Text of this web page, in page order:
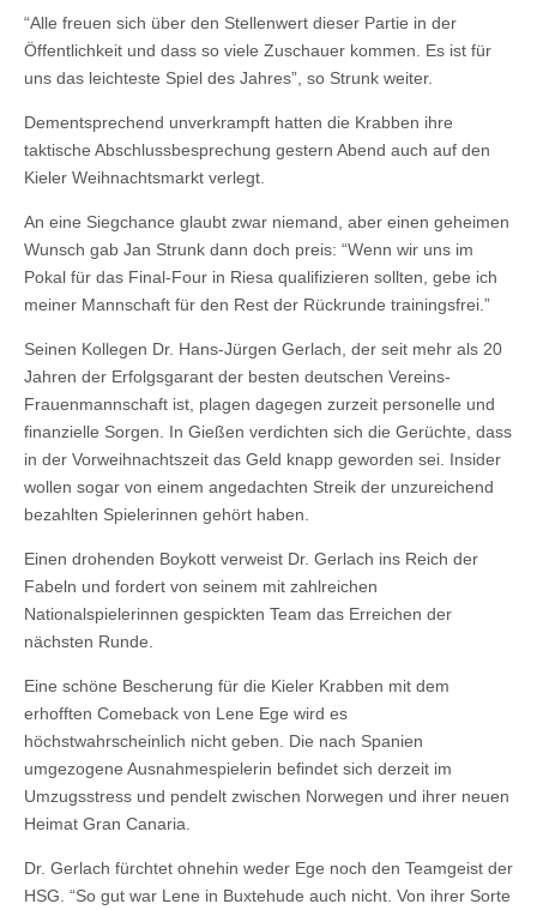
“Alle freuen sich über den Stellenwert dieser Partie in der
Öffentlichkeit und dass so viele Zuschauer kommen. Es ist für
uns das leichteste Spiel des Jahres”, so Strunk weiter.
Dementsprechend unverkrampft hatten die Krabben ihre
taktische Abschlussbesprechung gestern Abend auch auf den
Kieler Weihnachtsmarkt verlegt.
An eine Siegchance glaubt zwar niemand, aber einen geheimen
Wunsch gab Jan Strunk dann doch preis: “Wenn wir uns im
Pokal für das Final-Four in Riesa qualifizieren sollten, gebe ich
meiner Mannschaft für den Rest der Rückrunde trainingsfrei.”
Seinen Kollegen Dr. Hans-Jürgen Gerlach, der seit mehr als 20
Jahren der Erfolgsgarant der besten deutschen Vereins-
Frauenmannschaft ist, plagen dagegen zurzeit personelle und
finanzielle Sorgen. In Gießen verdichten sich die Gerüchte, dass
in der Vorweihnachtszeit das Geld knapp geworden sei. Insider
wollen sogar von einem angedachten Streik der unzureichend
bezahlten Spielerinnen gehört haben.
Einen drohenden Boykott verweist Dr. Gerlach ins Reich der
Fabeln und fordert von seinem mit zahlreichen
Nationalspielerinnen gespickten Team das Erreichen der
nächsten Runde.
Eine schöne Bescherung für die Kieler Krabben mit dem
erhofften Comeback von Lene Ege wird es
höchstwahrscheinlich nicht geben. Die nach Spanien
umgezogene Ausnahmespielerin befindet sich derzeit im
Umzugsstress und pendelt zwischen Norwegen und ihrer neuen
Heimat Gran Canaria.
Dr. Gerlach fürchtet ohnehin weder Ege noch den Teamgeist der
HSG. “So gut war Lene in Buxtehude auch nicht. Von ihrer Sorte